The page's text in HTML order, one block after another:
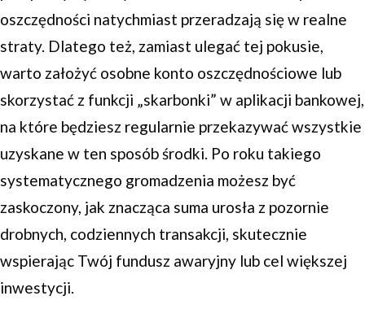
oszczędności natychmiast przeradzają się w realne
straty. Dlatego też, zamiast ulegać tej pokusie,
warto założyć osobne konto oszczędnościowe lub
skorzystać z funkcji „skarbonki” w aplikacji bankowej,
na które będziesz regularnie przekazywać wszystkie
uzyskane w ten sposób środki. Po roku takiego
systematycznego gromadzenia możesz być
zaskoczony, jak znacząca suma urosła z pozornie
drobnych, codziennych transakcji, skutecznie
wspierając Twój fundusz awaryjny lub cel większej
inwestycji.